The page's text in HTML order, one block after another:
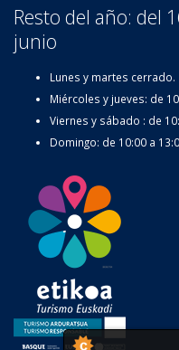
Resto del año: del
junio
Lunes y martes cerrado.
Miércoles y jueves: de
Viernes y sábado : de
Domingo: de 10:00 a